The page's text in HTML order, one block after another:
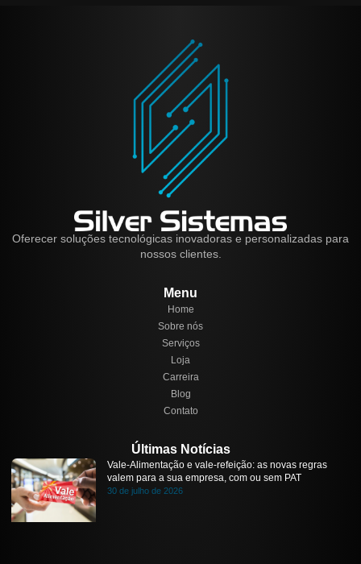
Oferecer soluções tecnológicas inovadoras e personalizadas para
nossos clientes.
Menu
Home
Sobre nós
Serviços
Loja
Carreira
Blog
Contato
Últimas Notícias
Vale-Alimentação e vale-refeição: as novas regras
valem para a sua empresa, com ou sem PAT
30 de julho de 2026